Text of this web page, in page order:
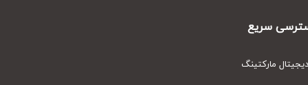
سریع
مارکتینگ